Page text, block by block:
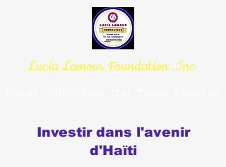
Lucia Lamour Foundation .Inc
Investir dans l'avenir
d'Haïti